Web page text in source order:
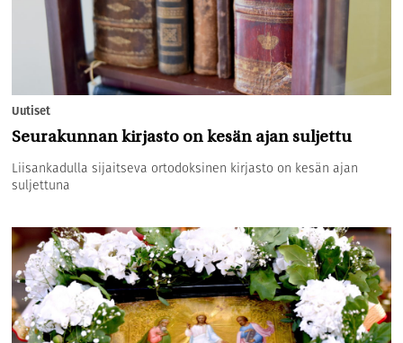
Uutiset
Seurakunnan kirjasto on kesän ajan suljettu
Liisankadulla sijaitseva ortodoksinen kirjasto on kesän ajan
suljettuna